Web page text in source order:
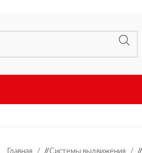
Главная / Системы выдвижения /